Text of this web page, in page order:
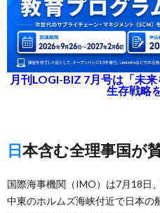
月刊LOGI-BIZ 7月号は「未
生存戦略
日本含む全理事国が
国際海事機関（IMO）は7月18日
中東のホルムズ海峡付近で日本の